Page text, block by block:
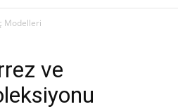
Modelleri
ve